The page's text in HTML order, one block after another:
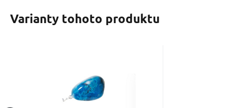
Varianty tohoto produktu
Shattuckit tromlovaný
přívěsek M cca 3 cm –
přírodní kámen
138Kč
Kámen intuice a pravdy, který
pročišťuje mysl, posiluje